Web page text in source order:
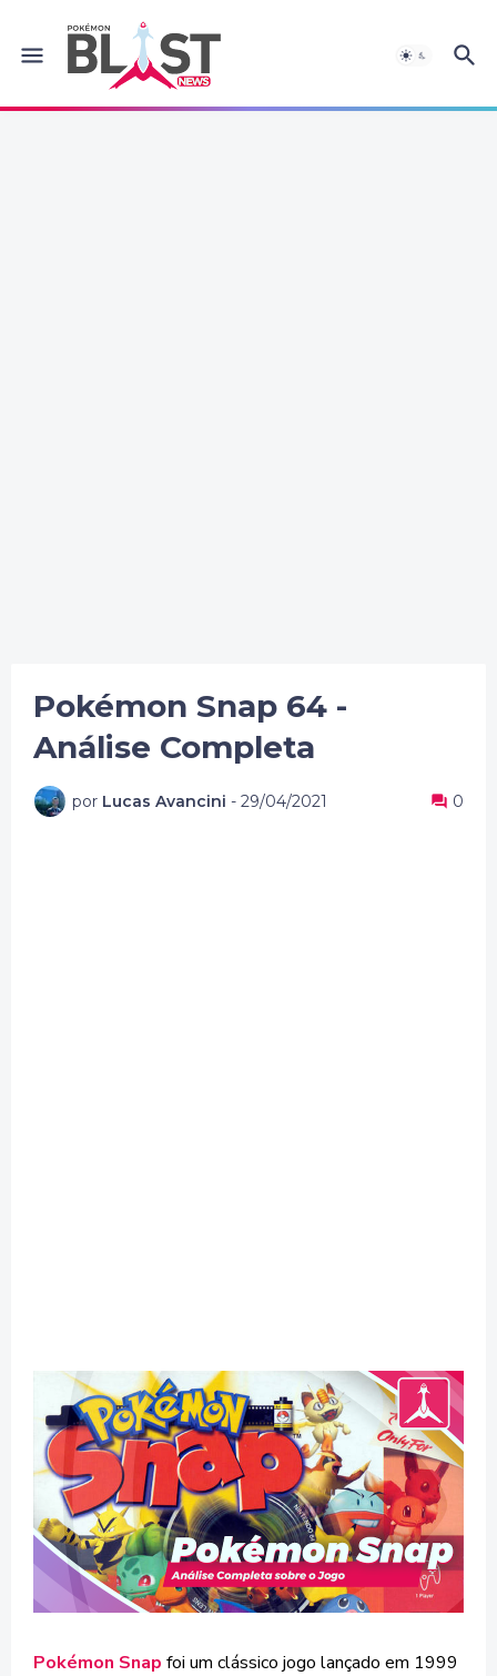
Pokémon Snap 64 -
Análise Completa
por Lucas Avancini - 29/04/2021 0
Pokémon Snap foi um clássico jogo lançado em 1999